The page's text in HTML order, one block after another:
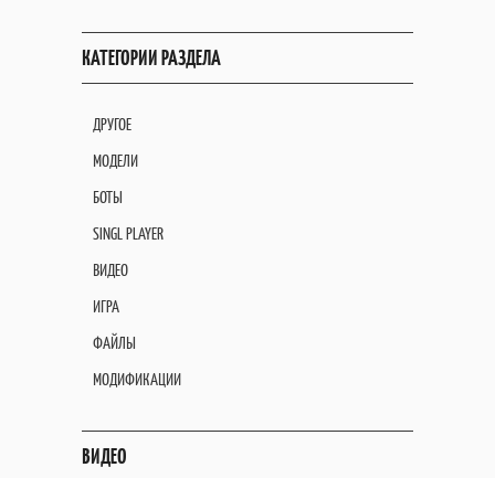
КАТЕГОРИИ РАЗДЕЛА
ДРУГОЕ
МОДЕЛИ
БОТЫ
SINGL PLAYER
ВИДЕО
ИГРА
ФАЙЛЫ
МОДИФИКАЦИИ
ВИДЕО